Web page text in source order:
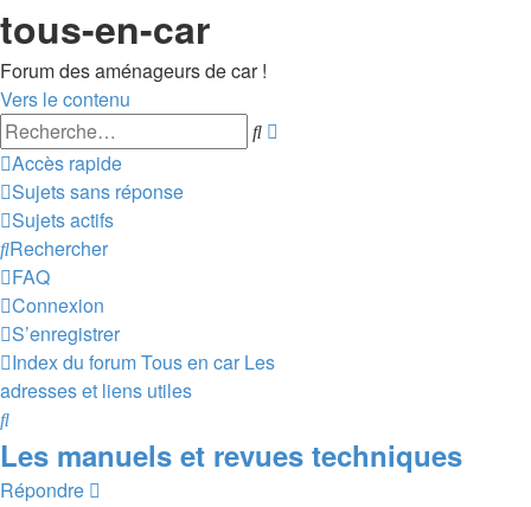
tous-en-car
Forum des aménageurs de car !
Vers le contenu
Rechercher
Accès rapide
Sujets sans réponse
Sujets actifs
Rechercher
FAQ
Connexion
S’enregistrer
Index du forumTous en car Les
adresses et liens utiles
Rechercher
Les manuels et revues techniques
Répondre